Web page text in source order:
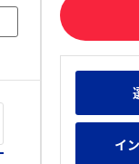
卒就職人気企業ランキ
・DX現場社員インタビ
イ